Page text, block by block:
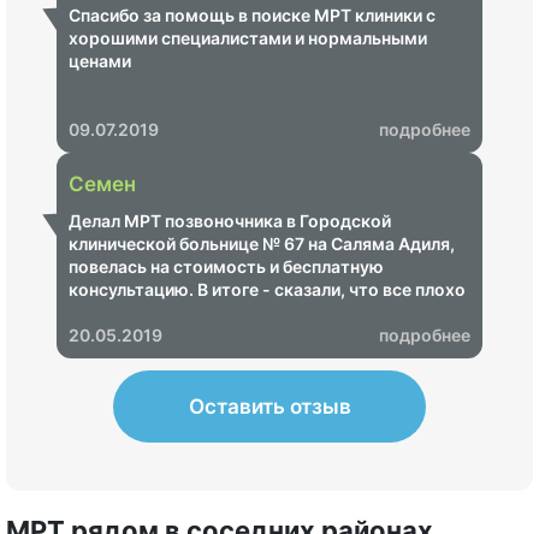
Спасибо за помощь в поиске МРТ клиники с
хорошими специалистами и нормальными
ценами
09.07.2019 подробнее
Семен
Делал МРТ позвоночника в Городской
клинической больнице № 67 на Саляма Адиля,
повелась на стоимость и бесплатную
консультацию. В итоге - сказали, что все плохо
на 68 000 рублей. Показал своему неврологу -
итог - МРТ не информативное, пришлось
переделывать в другом центре, где показало,
что ничего страшного нет.
20.05.2019 подробнее
Оставить отзыв